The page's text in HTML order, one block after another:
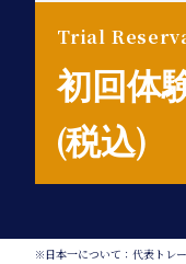
Trial
初回体
(税込)
※日本一について：代表トレ